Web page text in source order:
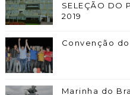
SELEÇÃO DO
2019
Convenção
Marinha do